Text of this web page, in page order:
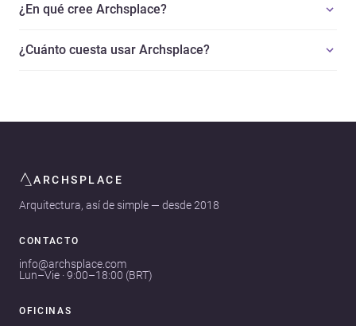
¿En qué cree Archsplace?
¿Cuánto cuesta usar Archsplace?
ARCHSPLACE
Arquitectura, así de simple — desde 2018
CONTACTO
info@archsplace.com
Lun–Vie · 9:00–18:00 (BRT)
OFICINAS